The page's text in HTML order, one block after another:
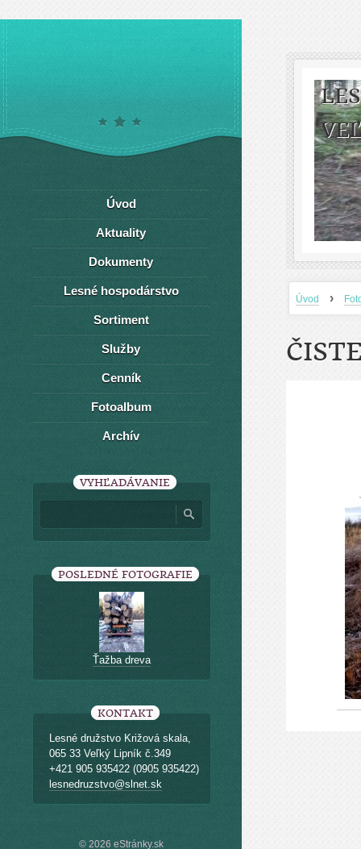
Úvod ›
Úvod
Aktuality
Dokumenty
Lesné hospodárstvo
Sortiment
Služby
Cenník
Fotoalbum
Archív
VYHĽADÁVANIE
POSLEDNÉ FOTOGRAFIE
Ťažba dreva
KONTAKT
Lesné družstvo Križová skala,
065 33 Veľký Lipník č.349
+421 905 935422 (0905 935422)
lesnedruzstvo@slnet.sk
© 2026 eStránky.sk